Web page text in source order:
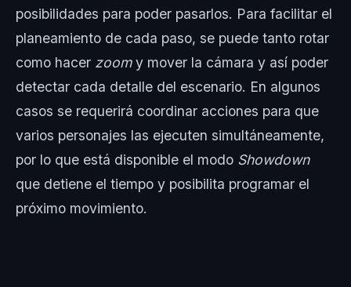
posibilidades para poder pasarlos. Para facilitar el
planeamiento de cada paso, se puede tanto rotar
como hacer zoomy mover la cámara y así poder
detectar cada detalle del escenario. En algunos
casos se requerirá coordinar acciones para que
varios personajes las ejecuten simultáneamente,
por lo que está disponible el modo Showdown
que detiene el tiempo y posibilita programar el
próximo movimiento.